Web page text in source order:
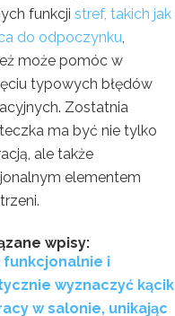
funkcji stref, takich jak
do odpoczynku,
może pomóc w
typowych błędów
Zostatnia
ma być nie tylko
ale także
elementem
wpisy:
funkcjonalnie i
wyznaczyć kącik
w salonie, unikając